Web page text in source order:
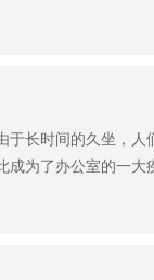
长时间的久坐，
为了办公室的一